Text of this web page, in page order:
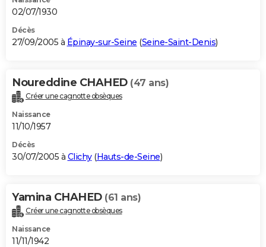
02/07/1930
Décès
27/09/2005 à Épinay-sur-Seine (Seine-Saint-Denis)
Noureddine CHAHED (47 ans)
Créer une cagnotte obsèques
Naissance
11/10/1957
Décès
30/07/2005 à Clichy(Hauts-de-Seine)
Yamina CHAHED (61 ans)
Créer une cagnotte obsèques
Naissance
11/11/1942